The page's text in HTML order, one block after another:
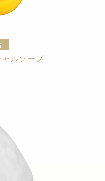
ャルソープ